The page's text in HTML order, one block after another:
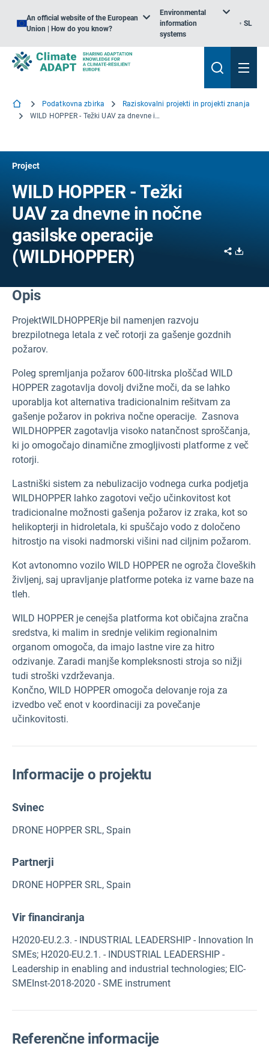
An official website of the European
Union | How do you know?
Environmental
information
systems
SL
Podatkovna zbirka
Raziskovalni projekti in projekti znanja
WILD HOPPER - Težki UAV za dnevne in nočne gasilske operacije
Project
WILD HOPPER - Težki
UAV za dnevne in nočne
gasilske operacije
(WILDHOPPER)
Share
Opis
ProjektWILDHOPPERje bil namenjen razvoju
brezpilotnega letala z več rotorji za gašenje gozdnih
požarov.
Poleg spremljanja požarov 600-litrska ploščad WILD
HOPPER zagotavlja dovolj dvižne moči, da se lahko
uporablja kot alternativa tradicionalnim rešitvam za
gašenje požarov in pokriva nočne operacije. Zasnova
WILDHOPPER zagotavlja visoko natančnost sproščanja,
ki jo omogočajo dinamične zmogljivosti platforme z več
rotorji.
Lastniški sistem za nebulizacijo vodnega curka podjetja
WILDHOPPER lahko zagotovi večjo učinkovitost kot
tradicionalne možnosti gašenja požarov iz zraka, kot so
helikopterji in hidroletala, ki spuščajo vodo z določeno
hitrostjo na visoki nadmorski višini nad ciljnim požarom.
Kot avtonomno vozilo WILD HOPPER ne ogroža človeških
življenj, saj upravljanje platforme poteka iz varne baze na
tleh.
WILD HOPPER je cenejša platforma kot običajna zračna
sredstva, ki malim in srednje velikim regionalnim
organom omogoča, da imajo lastne vire za hitro
odzivanje. Zaradi manjše kompleksnosti stroja so nižji
tudi stroški vzdrževanja.
Končno, WILD HOPPER omogoča delovanje roja za
izvedbo več enot v koordinaciji za povečanje
učinkovitosti.
Informacije o projektu
Svinec
DRONE HOPPER SRL, Spain
Partnerji
DRONE HOPPER SRL, Spain
Vir financiranja
H2020-EU.2.3. - INDUSTRIAL LEADERSHIP - Innovation In
SMEs; H2020-EU.2.1. - INDUSTRIAL LEADERSHIP -
Leadership in enabling and industrial technologies; EIC-
SMEInst-2018-2020 - SME instrument
Referenčne informacije